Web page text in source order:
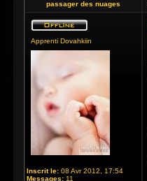
passager des nuages
Apprenti Dovahkiin
Inscrit le: 08 Avr 2012, 17:54
Messages: 11